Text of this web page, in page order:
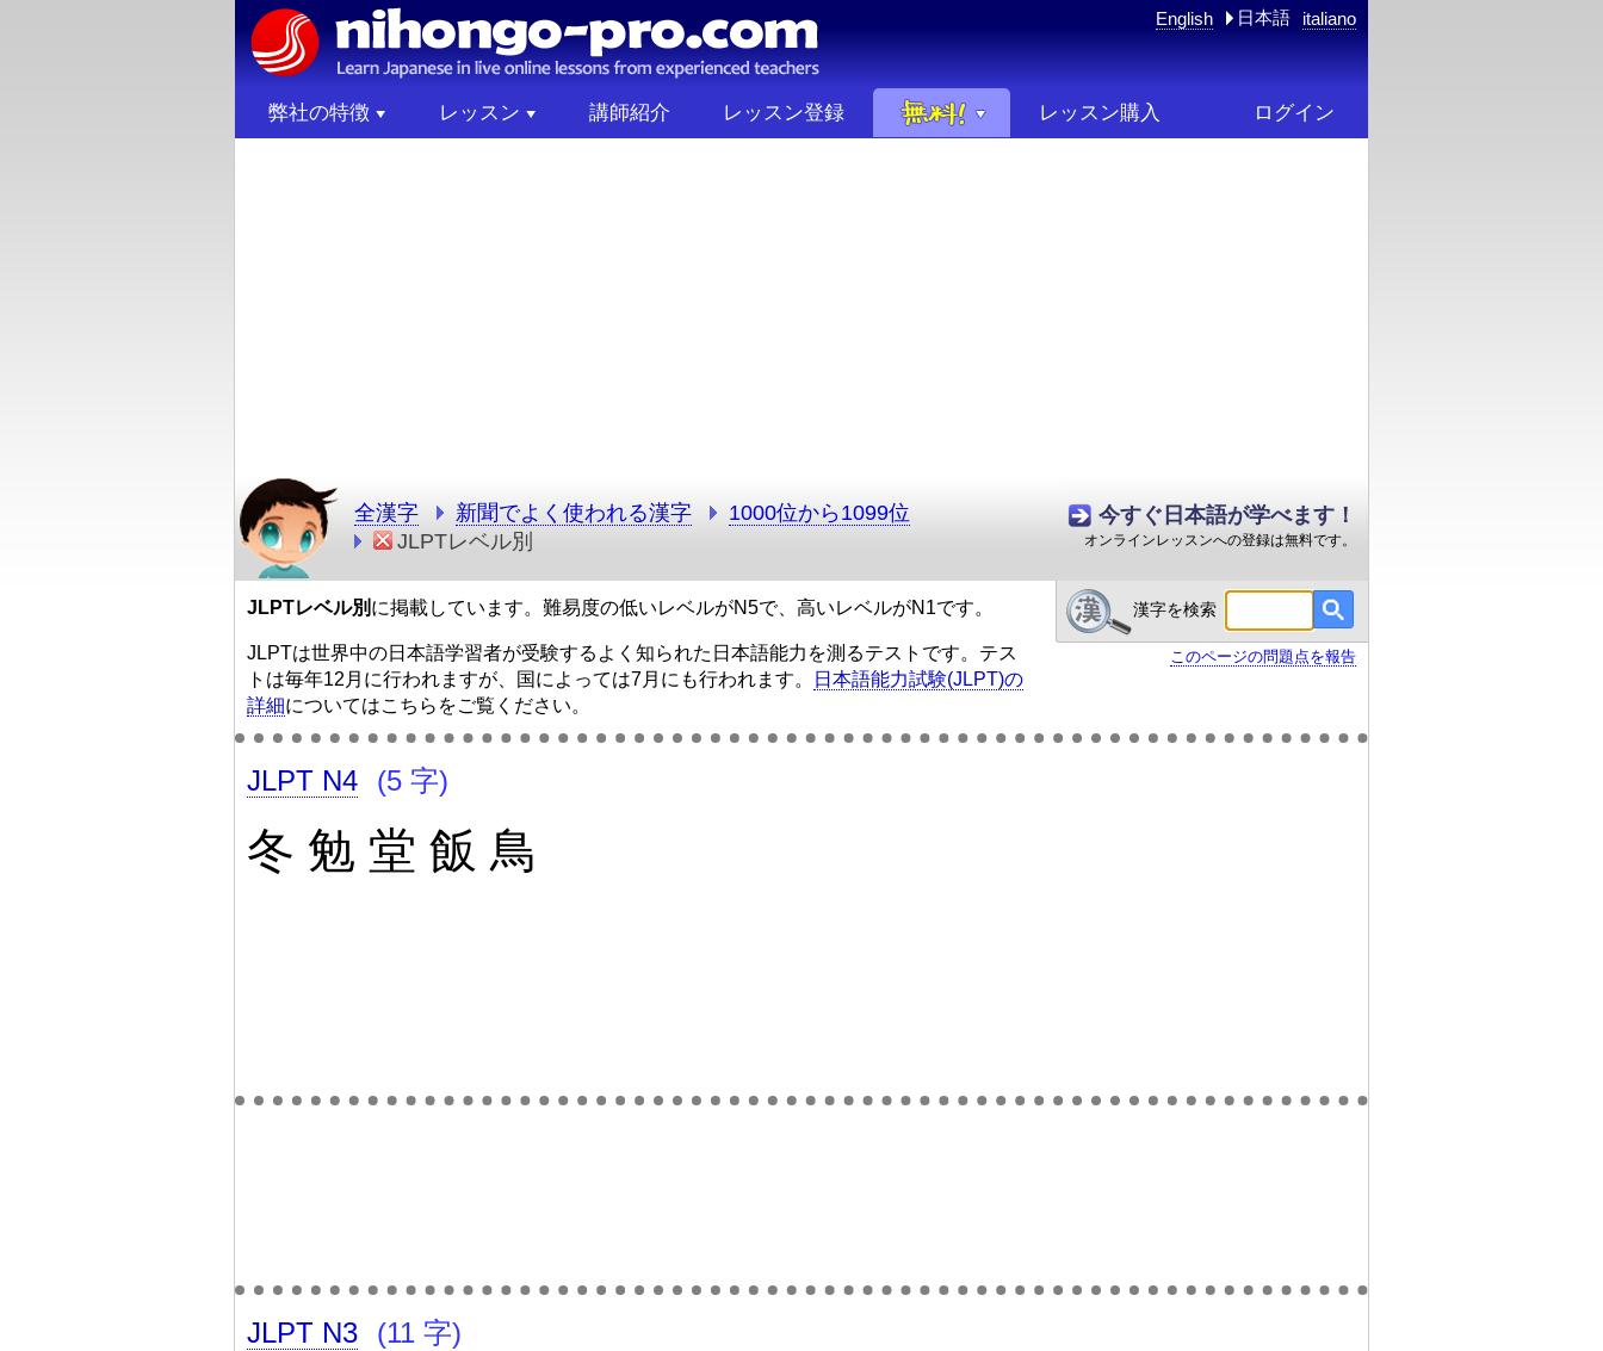
English 日本語 italiano
弊社の特徴 レッスン 講師紹介 レッスン登録 レッスン購入 ログイン
全漢字 新聞でよく使われる漢字
1000位から1099位
JLPTレベル別
今すぐ日本語が学べます！
オンラインレッスンへの登録は無料です。
漢字を検索
このページの問題点を報告
JLPTレベル別 に掲載しています。難易度の低いレベルがN5で、高いレベルがN1です。
JLPTは世界中の日本語学習者が受験するよく知られた日本語能力を測るテストです。テス
トは毎年12月に行われますが、国によっては7月にも行われます。
日本語能力試験(JLPT)の
詳細についてはこちらをご覧ください。
JLPT N4 (5 字)
冬 勉 堂 飯 鳥
JLPT N3 (11 字)